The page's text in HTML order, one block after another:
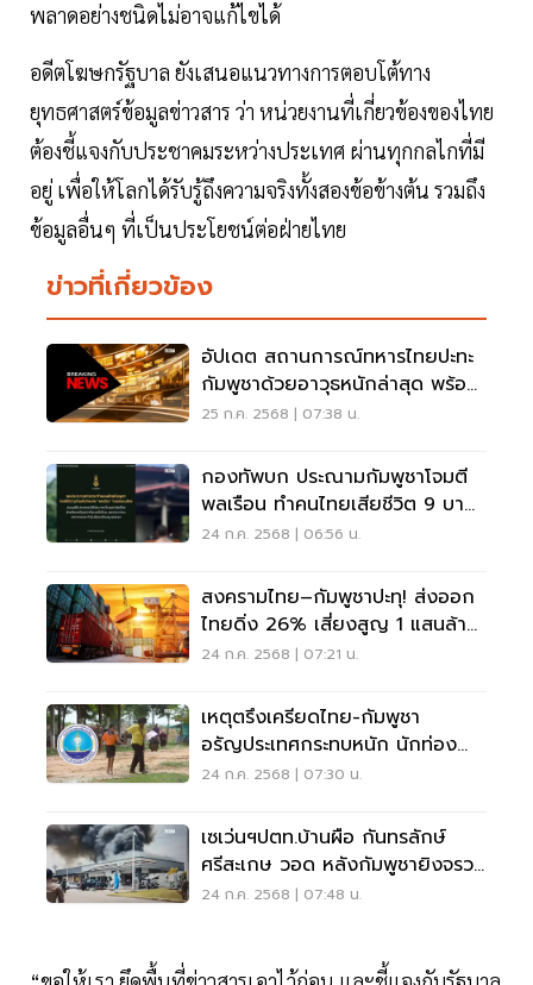
พลาดอย่างชนิดไม่อาจแก้ไขได้
อดีตโฆษกรัฐบาล ยังเสนอแนวทางการตอบโต้ทาง
ยุทธศาสตร์ข้อมูลข่าวสาร ว่า หน่วยงานที่เกี่ยวข้องของไทย
ต้องชี้แจงกับประชาคมระหว่างประเทศ ผ่านทุกกลไกที่มี
อยู่ เพื่อให้โลกได้รับรู้ถึงความจริงทั้งสองข้อข้างต้น รวมถึง
ข้อมูลอื่นๆ ที่เป็นประโยชน์ต่อฝ่ายไทย
ข่าวที่เกี่ยวข้อง
อัปเดต สถานการณ์ทหารไทยปะทะ
กัมพูชาด้วยอาวุธหนักล่าสุด พร้อม
ไทม์ไลน์สำคัญ
25 ก.ค. 2568 | 07:38 น.
กองทัพบก ประณามกัมพูชาโจมตี
พลเรือน ทำคนไทยเสียชีวิต 9 บาด
เจ็บ 14 ราย
24 ก.ค. 2568 | 06:56 น.
สงครามไทย–กัมพูชาปะทุ! ส่งออก
ไทยดิ่ง 26% เสี่ยงสูญ 1 แสนล้าน
ครึ่งปีหลัง
24 ก.ค. 2568 | 07:21 น.
เหตุตรึงเครียดไทย-กัมพูชา
อรัญประเทศกระทบหนัก นักท่อง
เที่ยวแห่ยกเลิกห้องพัก
24 ก.ค. 2568 | 07:30 น.
เซเว่นฯปตท.บ้านผือ กันทรลักษ์
ศรีสะเกษ วอด หลังกัมพูชายิงจรวด
BM21 โจมตี
24 ก.ค. 2568 | 07:48 น.